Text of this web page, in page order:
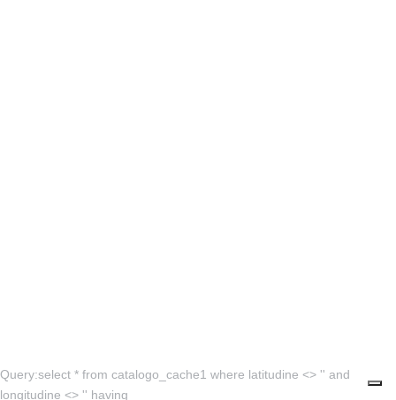
Query:select * from catalogo_cache1 where latitudine <> '' and
longitudine <> '' having